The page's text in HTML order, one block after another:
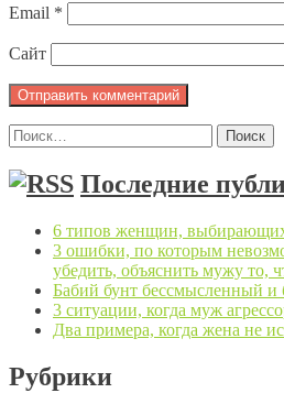
Email *
Сайт
Найти:
Последние
6 типов женщин,
3 ошибки, по которым
убедить, объяснить мужу то,
Бабий бунт бессмысленный
3 ситуации, когда муж
Два примера, когда жена не
Рубрики